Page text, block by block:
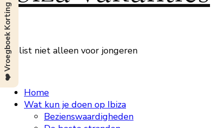
Beslist niet alleen voor jongeren
Home
Wat kun je doen op Ibiza
Bezienswaardigheden
❤️ Vroegboek Korting ❤️